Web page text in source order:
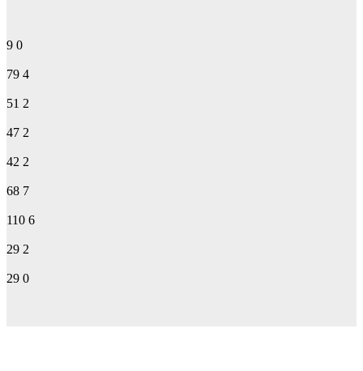
9 0
79 4
51 2
47 2
42 2
68 7
110 6
29 2
29 0